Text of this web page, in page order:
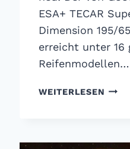
ESA+ TECAR
Dimension 195/
erreicht unter 16
Reifenmodellen…
WEITERLESEN ADAC
IST